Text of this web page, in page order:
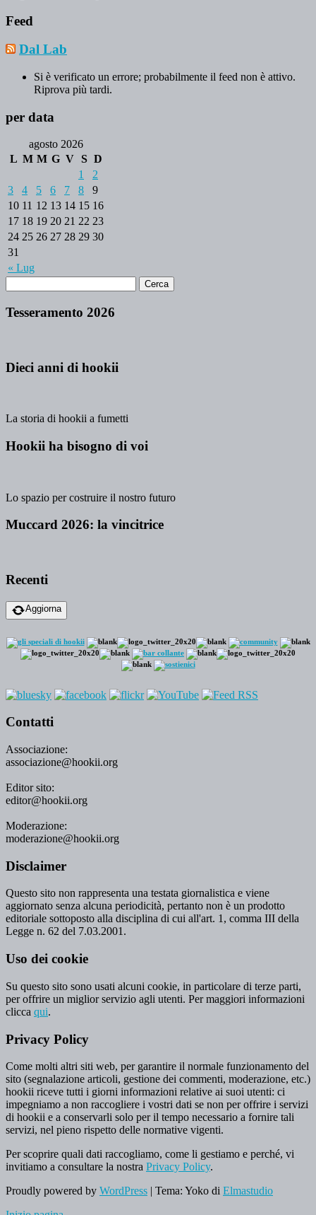
Feed
Dal Lab
Si è verificato un errore; probabilmente il feed non è attivo.
Riprova più tardi.
per data
agosto 2026
L M M G V S D
« Lug
1
2
3
4 5 6 7 8
9
10 11 12 13 14 15 16
17 18 19 20 21 22 23
24 25 26 27 28 29 30
31
Tesseramento 2026
Dieci anni di hookii
La storia di hookii a fumetti
Hookii ha bisogno di voi
Lo spazio per costruire il nostro futuro
Muccard 2026: la vincitrice
Recenti
Aggiorna
Contatti
Associazione:
associazione@hookii.org
Editor sito:
editor@hookii.org
Moderazione:
moderazione@hookii.org
Disclaimer
Questo sito non rappresenta una testata giornalistica e viene
aggiornato senza alcuna periodicità, pertanto non è un prodotto
editoriale sottoposto alla disciplina di cui all'art. 1, comma III della
Legge n. 62 del 7.03.2001.
Uso dei cookie
Su questo sito sono usati alcuni cookie, in particolare di terze parti,
per offrire un miglior servizio agli utenti. Per maggiori informazioni
clicca qui.
Privacy Policy
Come molti altri siti web, per garantire il normale funzionamento del
sito (segnalazione articoli, gestione dei commenti, moderazione, etc.)
hookii riceve tutti i giorni informazioni relative ai suoi utenti: ci
impegniamo a non raccogliere i vostri dati se non per offrire i servizi
di hookii e a conservarli solo per il tempo necessario a fornire tali
servizi, nel pieno rispetto delle normative vigenti.
Per scoprire quali dati raccogliamo, come li gestiamo e perché, vi
invitiamo a consultare la nostra Privacy Policy.
Proudly powered by WordPress | Tema: Yoko di Elmastudio